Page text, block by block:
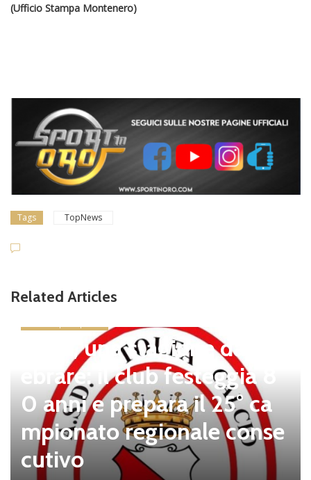
(Ufficio Stampa Montenero)
Tags TopNews
Related Articles
Tolfa, una stagione da cel
ebrare: il club festeggia 8
0 anni e prepara il 25° ca
mpionato regionale conse
cutivo